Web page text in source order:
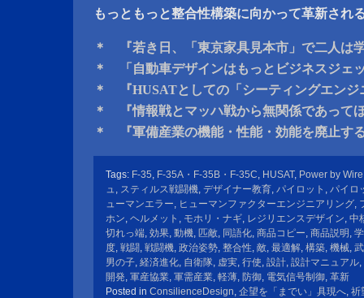
もっともっと整合性構築に向かって革新され
＊ 『若き日、「東京家具見本市」で二人は
＊ 「自動車デザインはもっとビジネスジェ
＊ 『HUSATとしての「シーティングエンジ
＊ 『情報戦とマッハ戦から無関係であって
＊ 『軍備産業の機能・性能・効能を廃止す
Tags: F-35, F-35A・F-35B・F-35C, HUSAT, Power by Wire
ュ, スティルス戦闘機, デザイナー教育, パイロット , パイロ
ューマンエラー, ヒューマンファクターエンジニアリング,
ホン, ヘルメット , モホリ・ナギ, レジリエンスデザイン, 中
切れっ端, 効果, 動機, 匹敵, 同語化, 商品コピー, 商品説明 ,
度, 戦闘, 戦闘機, 政治姿勢, 整合性, 敵, 最適解, 構築, 機械,
男の子, 経済進化, 自衛隊, 虚実, 行使, 設計, 設計マニュアル,
開発, 軍産協業, 軍需産業, 軽薄, 防御, 電気信号制御, 革新
Posted in ConsilienceDesign, 企望を「までい」具現へ, 祈